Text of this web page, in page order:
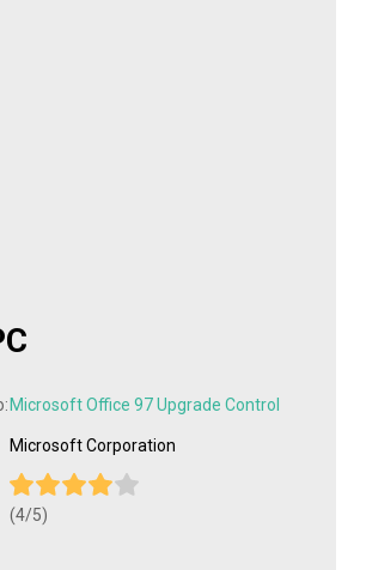
Microsoft Office 97 Upgrade Control
Microsoft Corporation
(4/5)